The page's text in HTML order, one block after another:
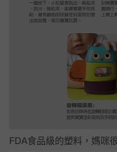
FDA食品級的塑料，媽咪